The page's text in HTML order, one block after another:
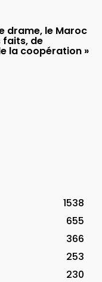
drame, le Maroc
faits, de
la coopération »
1538
655
366
253
230